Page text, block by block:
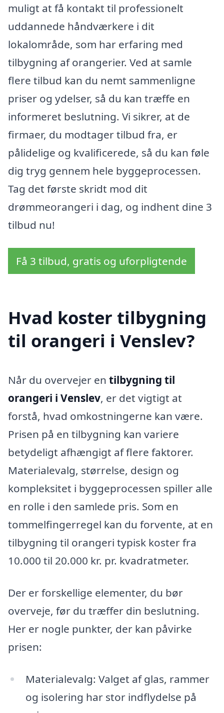
muligt at få kontakt til professionelt
uddannede håndværkere i dit
lokalområde, som har erfaring med
tilbygning af orangerier. Ved at samle
flere tilbud kan du nemt sammenligne
priser og ydelser, så du kan træffe en
informeret beslutning. Vi sikrer, at de
firmaer, du modtager tilbud fra, er
pålidelige og kvalificerede, så du kan føle
dig tryg gennem hele byggeprocessen.
Tag det første skridt mod dit
drømmeorangeri i dag, og indhent dine 3
tilbud nu!
Få 3 tilbud, gratis og uforpligtende
Hvad koster tilbygning
til orangeri i Venslev?
Når du overvejer en tilbygning til
orangeri i Venslev, er det vigtigt at
forstå, hvad omkostningerne kan være.
Prisen på en tilbygning kan variere
betydeligt afhængigt af flere faktorer.
Materialevalg, størrelse, design og
kompleksitet i byggeprocessen spiller alle
en rolle i den samlede pris. Som en
tommelfingerregel kan du forvente, at en
tilbygning til orangeri typisk koster fra
10.000 til 20.000 kr. pr. kvadratmeter.
Der er forskellige elementer, du bør
overveje, før du træffer din beslutning.
Her er nogle punkter, der kan påvirke
prisen:
Materialevalg: Valget af glas, rammer
og isolering har stor indflydelse på